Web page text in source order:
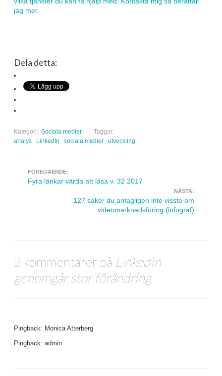
jag mer.
Dela detta:
Kategori: Sociala medier
Taggar:
analys
LinkedIn sociala medier utveckling
Navigera inlägg
FÖREGÅENDE:
Fyra länkar värda att läsa v. 32 2017
NÄSTA:
127 saker du antagligen inte visste om
videomarknadsföring (infograf)
2 kommentarer på LinkedIn
genomgår stor förändring
Pingback: Monica Atterberg
Pingback: admin